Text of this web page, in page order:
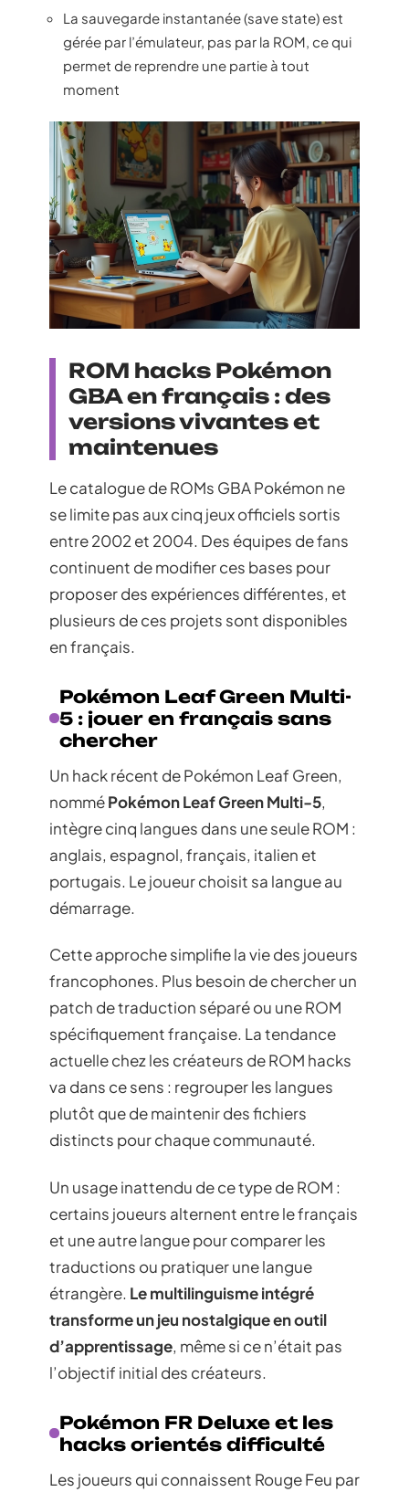
La sauvegarde instantanée (save state) est
gérée par l’émulateur, pas par la ROM, ce qui
permet de reprendre une partie à tout
moment
ROM hacks Pokémon
GBA en français : des
versions vivantes et
maintenues
Le catalogue de ROMs GBA Pokémon ne
se limite pas aux cinq jeux officiels sortis
entre 2002 et 2004. Des équipes de fans
continuent de modifier ces bases pour
proposer des expériences différentes, et
plusieurs de ces projets sont disponibles
en français.
Pokémon Leaf Green Multi-
5 : jouer en français sans
chercher
Un hack récent de Pokémon Leaf Green,
nomméPokémon Leaf Green Multi-5,
intègre cinq langues dans une seule ROM :
anglais, espagnol, français, italien et
portugais. Le joueur choisit sa langue au
démarrage.
Cette approche simplifie la vie des joueurs
francophones. Plus besoin de chercher un
patch de traduction séparé ou une ROM
spécifiquement française. La tendance
actuelle chez les créateurs de ROM hacks
va dans ce sens : regrouper les langues
plutôt que de maintenir des fichiers
distincts pour chaque communauté.
Un usage inattendu de ce type de ROM :
certains joueurs alternent entre le français
et une autre langue pour comparer les
traductions ou pratiquer une langue
étrangère. Le multilinguisme intégré
transforme un jeu nostalgique en outil
d’apprentissage, même si ce n’était pas
l’objectif initial des créateurs.
Pokémon FR Deluxe et les
hacks orientés difficulté
Les joueurs qui connaissent Rouge Feu par